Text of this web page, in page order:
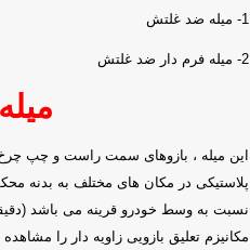
1- میله ضد غلتش
2- میله فرم دار ضد غلتش
این میله ، بازوهای سمت راست و چپ
پلاستیکی در مکان های مختلف به بدنه
نسبت به وسط خودرو قرینه می باشد
مکانیزم تعلیق بازویی زاویه دار را